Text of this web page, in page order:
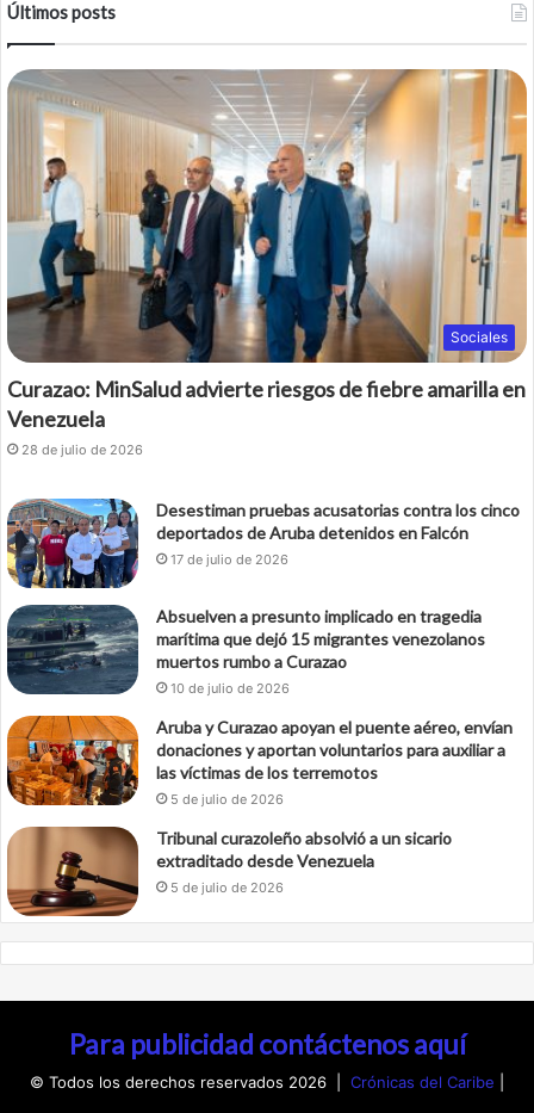
Últimos posts
Sociales
Curazao: MinSalud advierte riesgos de fiebre amarilla en
Venezuela
28 de julio de 2026
Desestiman pruebas acusatorias contra los cinco
deportados de Aruba detenidos en Falcón
17 de julio de 2026
Absuelven a presunto implicado en tragedia
marítima que dejó 15 migrantes venezolanos
muertos rumbo a Curazao
10 de julio de 2026
Aruba y Curazao apoyan el puente aéreo, envían
donaciones y aportan voluntarios para auxiliar a
las víctimas de los terremotos
5 de julio de 2026
Tribunal curazoleño absolvió a un sicario
extraditado desde Venezuela
5 de julio de 2026
Para publicidad contáctenos aquí
© Todos los derechos reservados 2026 | Crónicas del Caribe